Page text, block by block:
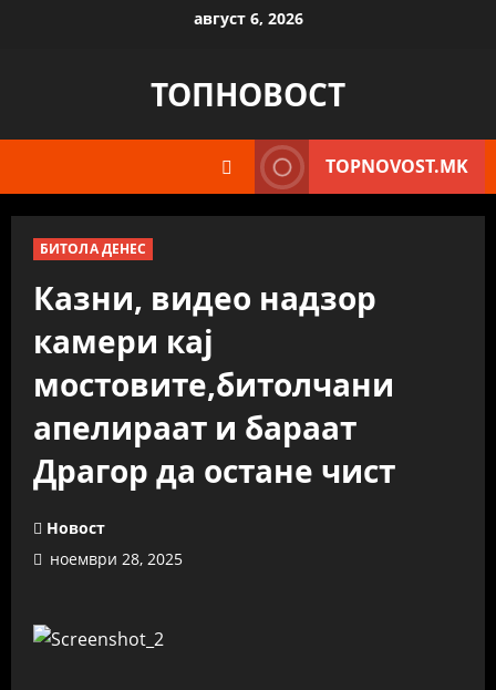
август 6, 2026
ТОПНОВОСТ
TOPNOVOST.MK
БИТОЛА ДЕНЕС
Казни, видео надзор
камери кај
мостовите,битолчани
апелираат и бараат
Драгор да остане чист
Новост
ноември 28, 2025